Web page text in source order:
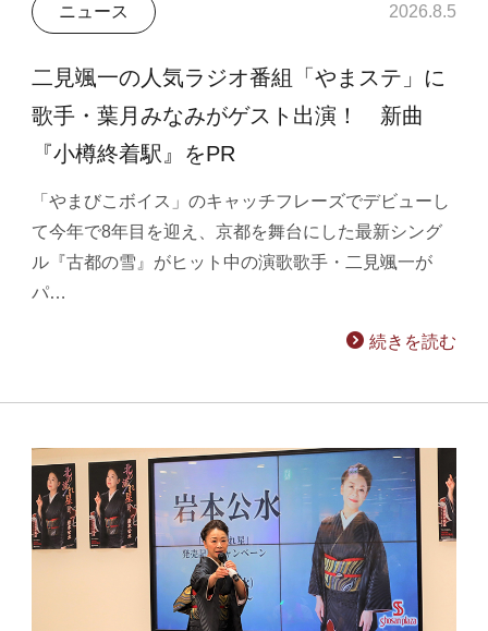
ニュース 2026.8.5
二見颯一の人気ラジオ番組「やまステ」に
歌手・葉月みなみがゲスト出演！ 新曲
『小樽終着駅』をPR
「やまびこボイス」のキャッチフレーズでデビューし
て今年で8年目を迎え、京都を舞台にした最新シング
ル『古都の雪』がヒット中の演歌歌手・二見颯一が
パ…
続きを読む